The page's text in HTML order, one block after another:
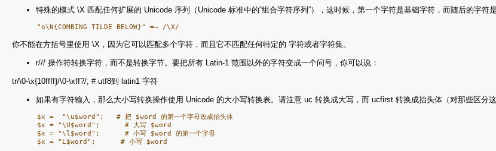
特殊的模式 \X 匹配任何扩展的 Unicode 序列（Unicode 标准中的“组合字符序列”），这时候，第一个字符是基础字符，而随后的字
你不能在方括号里使用 \X，因为它可以匹配多个字符，而且它不匹配任何特定的 字符或者字符集。
r/// 操作符转换字符，而不是转换字节。要把所有 Latin-1 范围以外的字符变成一个问号，你可以说：
tr/\0-\x{10ffff}/\0-\xff?/; # utf8到 latin1 字符
如果有字符输入，那么大小写转换操作使用 Unicode 的大小写转换表。请注意 uc 转换成大写，而 ucfirst 转换成抬头体（对那些区分
      $x =  "\u$word";   # 把 $word 的第一个字母改成抬头体
      $x = "\U$word";      # 大写 $word
      $x = "\l$word";      # 小写 $word 的第一个字母